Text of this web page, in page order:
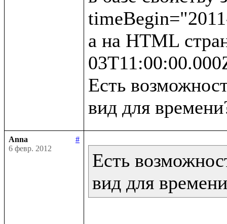
а на HTML
Есть
Anna
#
6 февр. 2012
Есть
вид для